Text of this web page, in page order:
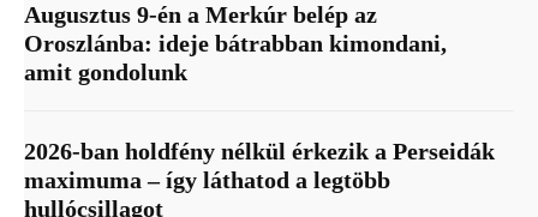
Augusztus 9-én a Merkúr belép az
Oroszlánba: ideje bátrabban kimondani,
amit gondolunk
2026-ban holdfény nélkül érkezik a Perseidák
maximuma – így láthatod a legtöbb
hullócsillagot